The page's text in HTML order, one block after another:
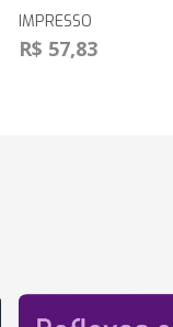
IMPRESSO
R$ 57,83